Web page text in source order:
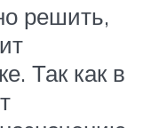
решить,
Так как в